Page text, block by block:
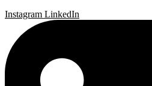
Instagram LinkedIn